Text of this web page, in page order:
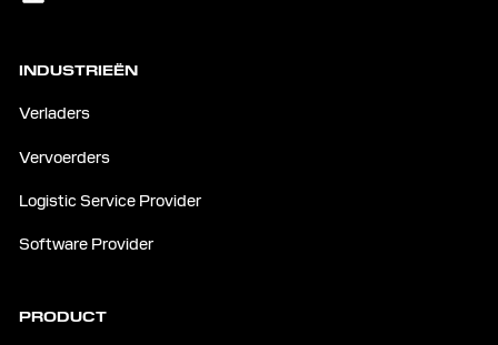
INDUSTRIEËN
Verladers
Vervoerders
Logistic Service Provider
Software Provider
PRODUCT